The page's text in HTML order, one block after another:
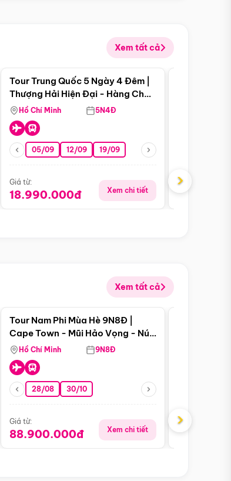
Xem tất cả
15/10 29/10
Điểm nổi bật
Tour Trung Quốc 5 Ngày 4 Đêm |
Thượng Hải Hiện Đại - Hàng Châu
Nên Thơ - Ô Trấn Cổ Kính
Hồ Chí Minh 5N4Đ
05/09 12/09 19/09
Giá từ:
18.990.000đ Xem chi tiết
Giá từ:
›
Xem tất cả
Điểm nổi bật
Tour Nam Phi Mùa Hè 9N8Đ |
Cape Town - Mũi Hảo Vọng - Núi
Bàn - Johannesburg - Pretoria -
Safari - Lodge
Hồ Chí Minh 9N8Đ
28/08 30/10
Giá từ:
88.900.000đ Xem chi tiết
Giá từ:
›